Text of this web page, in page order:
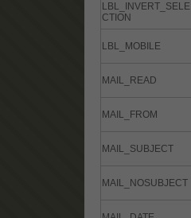
LBL_INVERT_SELE
CTION
LBL_MOBILE
MAIL_READ
MAIL_FROM
MAIL_SUBJECT
MAIL_NOSUBJECT